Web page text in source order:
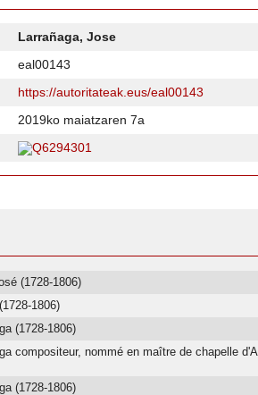
Larrañaga, Jose
eal00143
https://autoritateak.eus/eal00143
2019ko maiatzaren 7a
Q6294301
(1728-1806)
1806)
(1728-1806)
compositeur, nommé en maître de chapelle
(1728-1806)